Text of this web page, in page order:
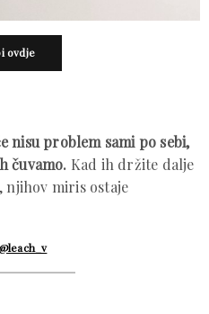
ovdje
nisu problem sami po sebi,
čuvamo. Kad ih držite dalje
njihov miris ostaje